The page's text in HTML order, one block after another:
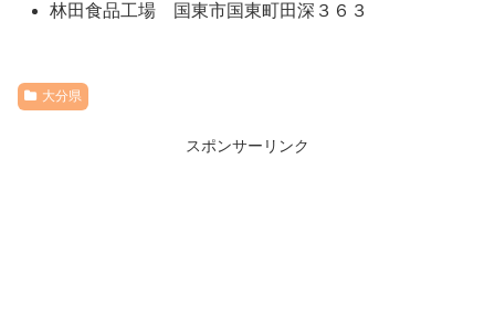
林田食品工場 国東市国東町田深３６３
大分県
スポンサーリンク